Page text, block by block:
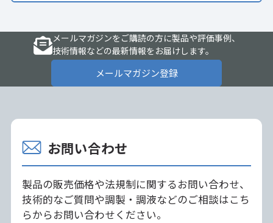
メールマガジンをご購読の方に製品や評価事例、
技術情報などの最新情報をお届けします。
メールマガジン登録
お問い合わせ
製品の販売価格や法規制に関するお問い合わせ、
技術的なご質問や調製・調液などのご相談はこち
らからお問い合わせください。